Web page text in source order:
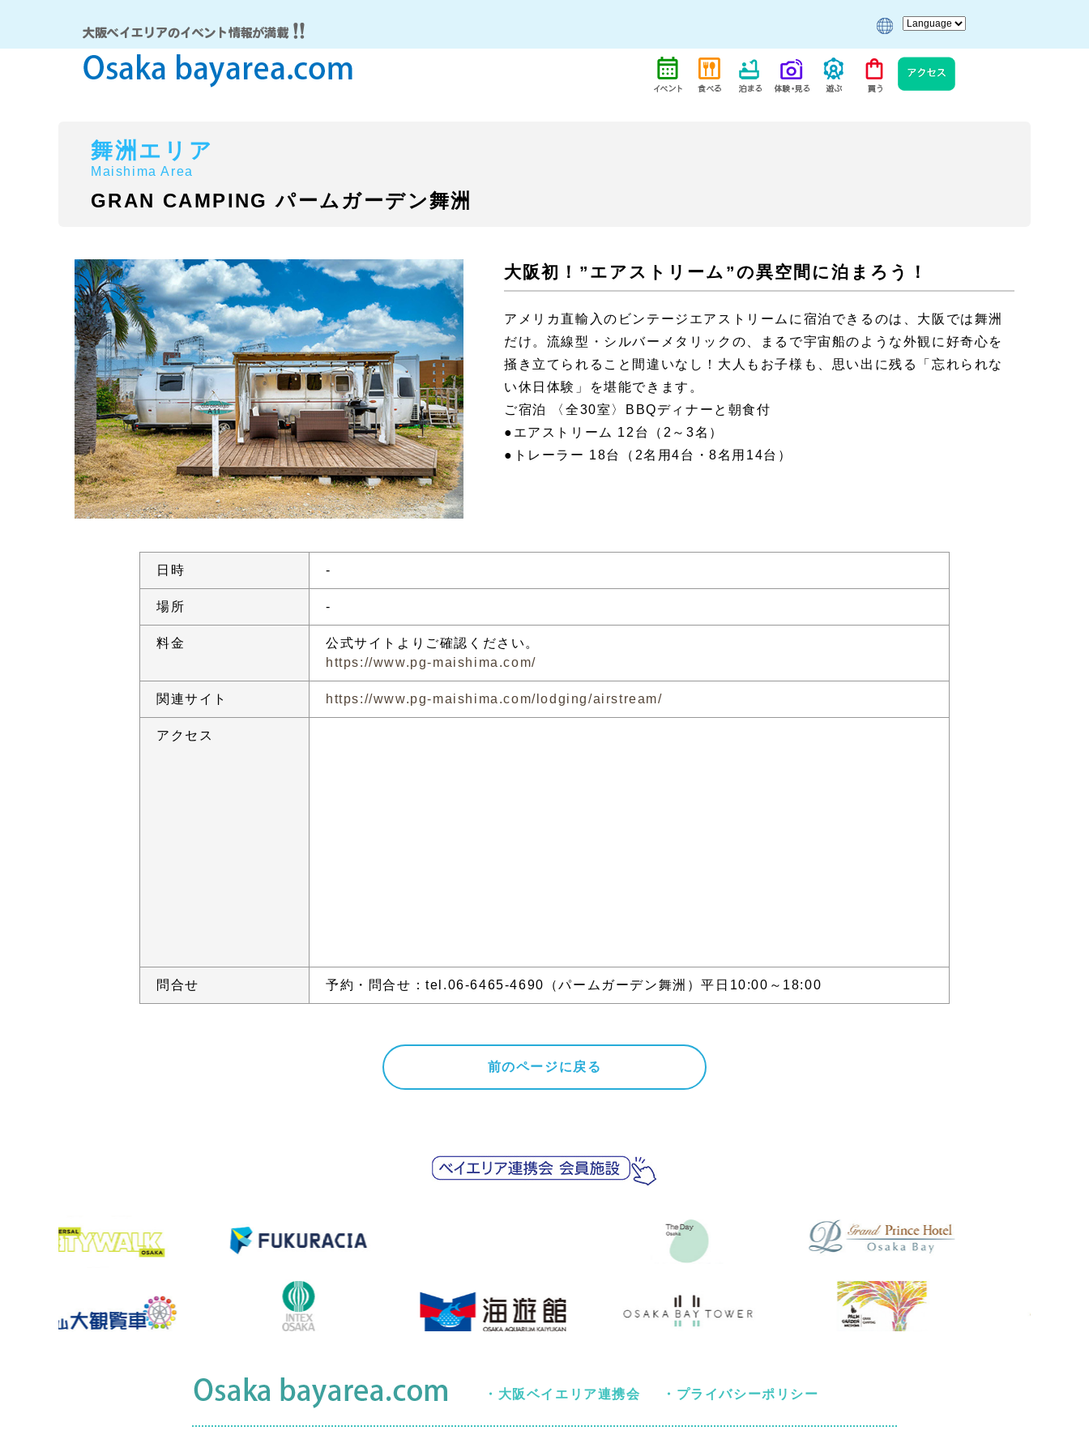
舞洲エリア
Maishima Area
GRAN CAMPING パームガーデン舞洲
大阪初！”エアストリーム”の異空間に泊まろう！
アメリカ直輸入のビンテージエアストリームに宿泊できるのは、大阪では舞洲
だけ。流線型・シルバーメタリックの、まるで宇宙船のような外観に好奇心を
掻き立てられること間違いなし！大人もお子様も、思い出に残る「忘れられな
い休日体験」を堪能できます。
ご宿泊 〈全30室〉BBQディナーと朝食付
●エアストリーム 12台（2～3名）
●トレーラー 18台（2名用4台・8名用14台）
日時 -
場所 -
料金
公式サイトよりご確認ください。
https://www.pg-maishima.com/
関連サイト https://www.pg-maishima.com/lodging/airstream/
アクセス
問合せ 予約・問合せ：tel.06-6465-4690（パームガーデン舞洲）平日10:00～18:00
前のページに戻る
・ 大阪ベイエリア連携会 ・ プライバシーポリシー